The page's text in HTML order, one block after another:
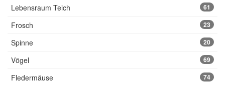
Lebensraum Teich 61
Frosch 23
Spinne 20
Vögel 69
Fledermäuse 74